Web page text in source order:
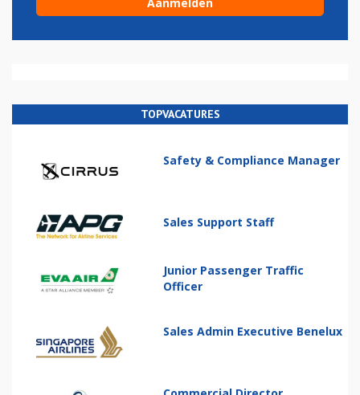
TOPVACATURES
Safety & Compliance Manager
Sales Support Staff
Junior Passenger Traffic
Officer
Sales Admin Executive Benelux